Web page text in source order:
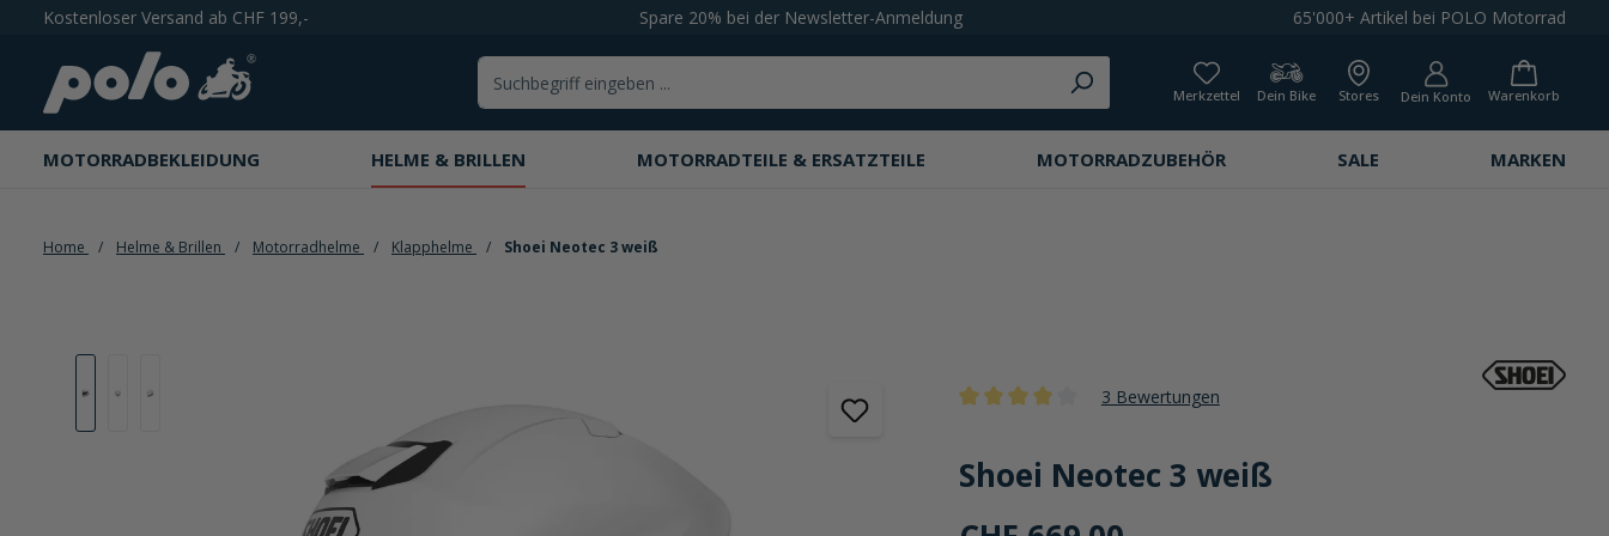
Zur Hauptnavigation springen
Kostenloser Versand ab CHF 199,- Spare 20% bei der Newsletter-Anmeldung 65'000+ Artikel bei POLO Motorrad
Merkzettel Dein Bike Stores Dein Konto Warenkorb
MOTORRADBEKLEIDUNG HELME & BRILLEN MOTORRADTEILE & ERSATZTEILE MOTORRADZUBEHÖR SALE MARKEN
Home Helme & Brillen Motorradhelme Klapphelme Shoei Neotec 3 weiß
3 Bewertungen
Shoei Neotec 3 weiß